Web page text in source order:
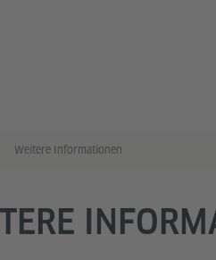
Weitere Informationen